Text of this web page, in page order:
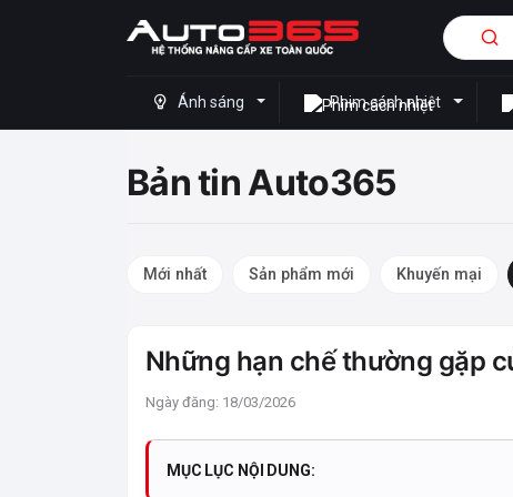
Ánh sáng Phim cách nhiệt
Bản tin Auto365
Mới nhất Sản phẩm mới Khuyến mại
Những hạn chế thường gặp
Ngày đăng: 18/03/2026
MỤC LỤC NỘI DUNG: